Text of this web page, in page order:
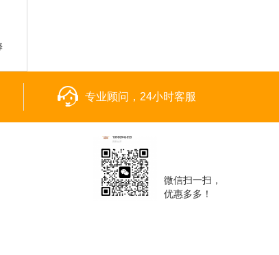
专业顾问，24小时客服
微信扫一扫，
优惠多多！